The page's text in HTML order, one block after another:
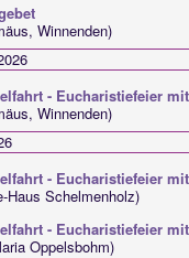
Winnenden)
- Eucharistiefeier
Winnenden)
- Eucharistiefeier
Haus Schelmenholz)
- Eucharistiefeier
Oppelsbohm)